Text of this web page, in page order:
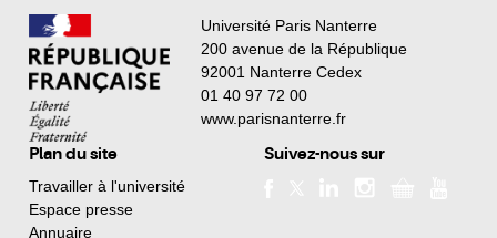
Université Paris Nanterre
200 avenue de la République
92001 Nanterre Cedex
01 40 97 72 00
www.parisnanterre.fr
Plan du site
Travailler à l'université
Espace presse
Annuaire
Suivez-nous sur